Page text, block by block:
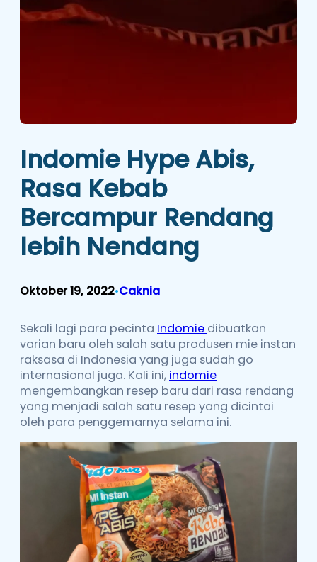
Indomie Hype Abis,
Rasa Kebab
Bercampur Rendang
lebih Nendang
Oktober 19, 2022•Caknia
Sekali lagi para pecinta Indomie dibuatkan
varian baru oleh salah satu produsen mie instan
raksasa di Indonesia yang juga sudah go
internasional juga. Kali ini, indomie
mengembangkan resep baru dari rasa rendang
yang menjadi salah satu resep yang dicintai
oleh para penggemarnya selama ini.